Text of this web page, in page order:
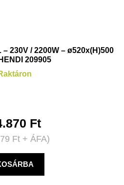
230V / 2200W – ø520x(H)500
209905
Ft
Ft+ ÁFA)